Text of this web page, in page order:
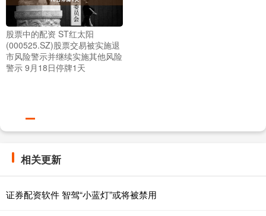
股票中的配资 ST红太阳
(000525.SZ)股票交易被实施退
市风险警示并继续实施其他风险
警示 9月18日停牌1天
相关更新
证券配资软件 智驾“小蓝灯”或将被禁用